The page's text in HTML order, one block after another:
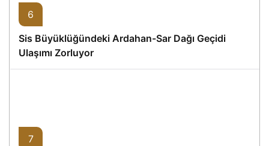
6
Sis Büyüklüğündeki Ardahan-Sar Dağı Geçidi
Ulaşımı Zorluyor
7